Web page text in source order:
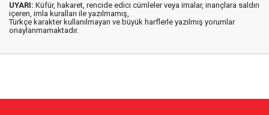
UYARI: Küfür, hakaret, rencide edici cümleler veya imalar, inançlara saldırı
içeren, imla kuralları ile yazılmamış,
Türkçe karakter kullanılmayan ve büyük harflerle yazılmış yorumlar
onaylanmamaktadır.